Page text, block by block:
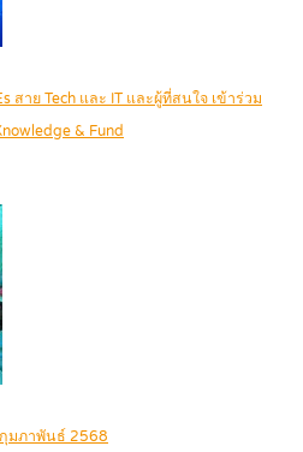
สาย Tech และ IT และผู้ที่สนใจ เข้าร่วม
& Fund
กุมภาพันธ์ 2568